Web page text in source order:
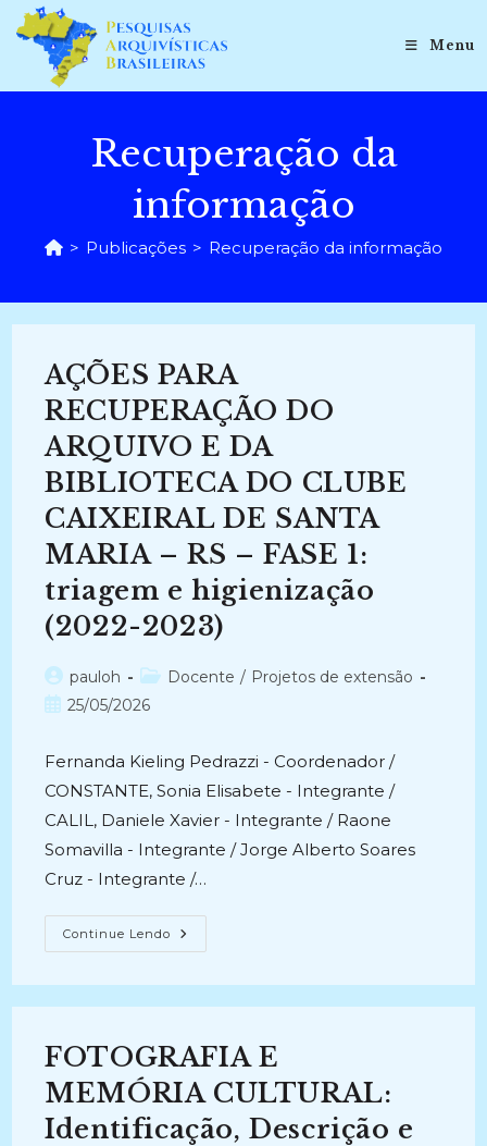
para
conteúdo
Menu
Recuperação da
informação
> Publicações > Recuperação da informação
AÇÕES PARA
RECUPERAÇÃO DO
ARQUIVO E DA
BIBLIOTECA DO CLUBE
CAIXEIRAL DE SANTA
MARIA – RS – FASE 1:
triagem e higienização
(2022-2023)
Autor
do
pauloh
Categoria
do
Docente / Projetos de extensão
Post25/05/2026
Fernanda Kieling Pedrazzi - Coordenador /
CONSTANTE, Sonia Elisabete - Integrante /
CALIL, Daniele Xavier - Integrante / Raone
Somavilla - Integrante / Jorge Alberto Soares
Cruz - Integrante /…
Continue Lendo AÇÕES
PARA
E
DO
CLUBE
CAIXEIRAL
DE
SANTA
MARIA
FOTOGRAFIA E
MEMÓRIA CULTURAL:
Identificação, Descrição e